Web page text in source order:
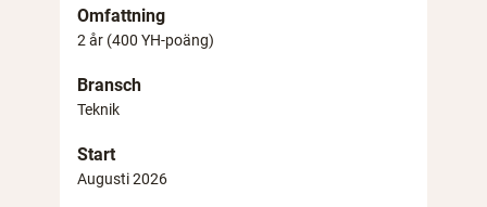
Omfattning
2 år (400 YH-poäng)
Bransch
Teknik
Start
Augusti 2026